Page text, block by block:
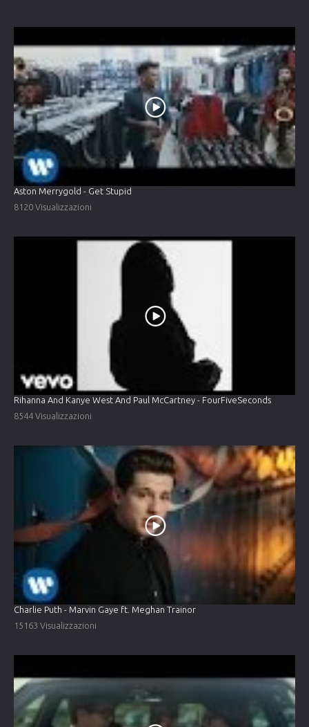
Aston Merrygold - Get Stupid
8120 Visualizzazioni
Rihanna And Kanye West And Paul McCartney - FourFiveSeconds
8544 Visualizzazioni
Charlie Puth - Marvin Gaye ft. Meghan Trainor
15163 Visualizzazioni